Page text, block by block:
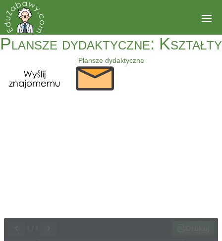
Plansze dydaktyczne: Kształty
Plansze dydaktyczne